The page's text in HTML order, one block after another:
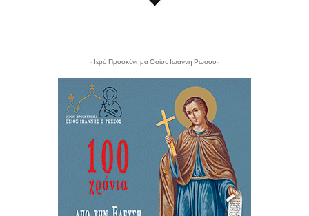
- Ιερό Προσκύνημα Οσίου Ιωάννη Ρώσου -